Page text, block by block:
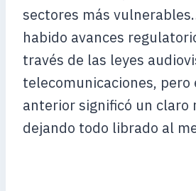
sectores más
habido avances
través de las leyes
telecomunicaciones, pero
anterior significó un claro
dejando todo librado al